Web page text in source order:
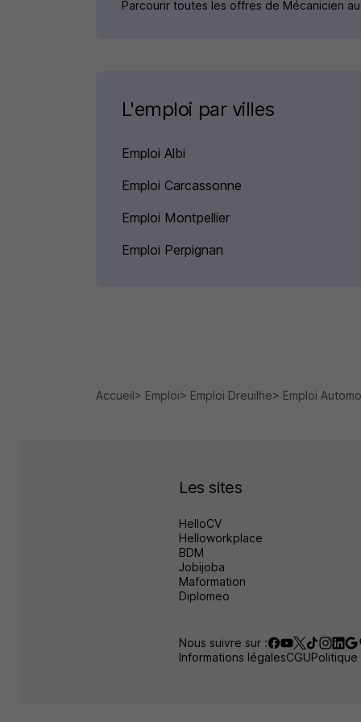
Parcourir toutes les offres de Mécanicien
L'emploi par villes
Emploi Albi
Emploi Carcassonne
Emploi Montpellier
Emploi Perpignan
Accueil Emploi Emploi Dreuilhe Emploi
Les sites
HelloCV
Helloworkplace
BDM
Jobijoba
Maformation
Diplomeo
Nous suivre sur :
Informations légalesCGU